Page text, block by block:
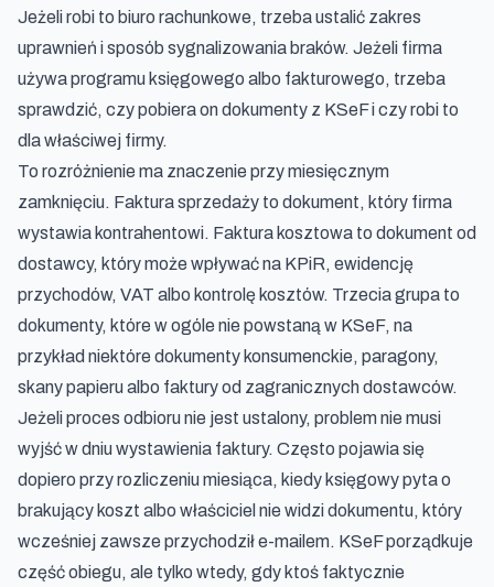
Jeżeli robi to biuro rachunkowe, trzeba ustalić zakres
uprawnień i sposób sygnalizowania braków. Jeżeli firma
używa programu księgowego albo fakturowego, trzeba
sprawdzić, czy pobiera on dokumenty z KSeF i czy robi to
dla właściwej firmy.
To rozróżnienie ma znaczenie przy miesięcznym
zamknięciu. Faktura sprzedaży to dokument, który firma
wystawia kontrahentowi. Faktura kosztowa to dokument od
dostawcy, który może wpływać na KPiR, ewidencję
przychodów, VAT albo kontrolę kosztów. Trzecia grupa to
dokumenty, które w ogóle nie powstaną w KSeF, na
przykład niektóre dokumenty konsumenckie, paragony,
skany papieru albo faktury od zagranicznych dostawców.
Jeżeli proces odbioru nie jest ustalony, problem nie musi
wyjść w dniu wystawienia faktury. Często pojawia się
dopiero przy rozliczeniu miesiąca, kiedy księgowy pyta o
brakujący koszt albo właściciel nie widzi dokumentu, który
wcześniej zawsze przychodził e-mailem. KSeF porządkuje
część obiegu, ale tylko wtedy, gdy ktoś faktycznie